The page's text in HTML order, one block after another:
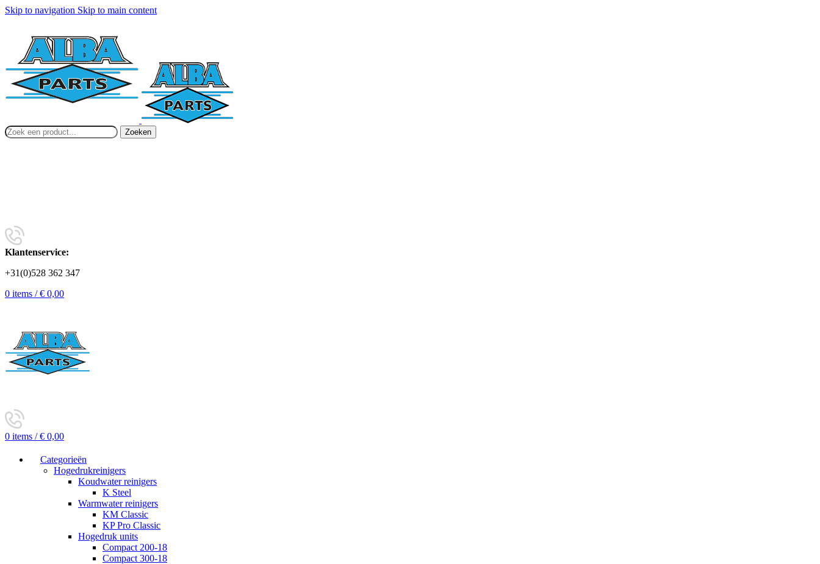
Skip to navigation Skip to main content
Zoeken
Klantenservice:
+31(0)528 362 347
0 items / € 0,00
0 items / € 0,00
Categorieën
Hogedrukreinigers
Koudwater reinigers
K Steel
Warmwater reinigers
KM Classic
KP Pro Classic
Hogedruk units
Compact 200-18
Compact 300-18